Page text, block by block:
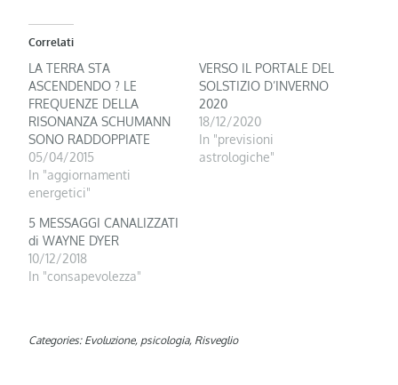
Correlati
LA TERRA STA
ASCENDENDO ? LE
FREQUENZE DELLA
RISONANZA SCHUMANN
SONO RADDOPPIATE
05/04/2015
In "aggiornamenti
energetici"
VERSO IL PORTALE DEL
SOLSTIZIO D’INVERNO
2020
18/12/2020
In "previsioni
astrologiche"
5 MESSAGGI CANALIZZATI
di WAYNE DYER
10/12/2018
In "consapevolezza"
Categories: Evoluzione, psicologia, Risveglio